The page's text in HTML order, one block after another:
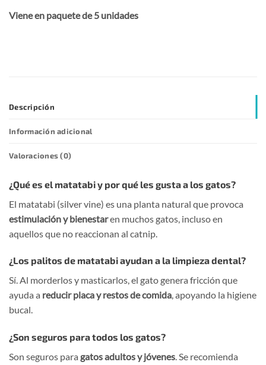
Viene en paquete de 5 unidades
Descripción
Información adicional
Valoraciones (0)
¿Qué es el matatabi y por qué les gusta a los gatos?
El matatabi (silver vine) es una planta natural que provoca
estimulación y bienestaren muchos gatos, incluso en
aquellos que no reaccionan al catnip.
¿Los palitos de matatabi ayudan a la limpieza dental?
Sí. Al morderlos y masticarlos, el gato genera fricción que
ayuda a reducir placa y restos de comida, apoyando la higiene
bucal.
¿Son seguros para todos los gatos?
Son seguros para gatos adultos y jóvenes. Se recomienda